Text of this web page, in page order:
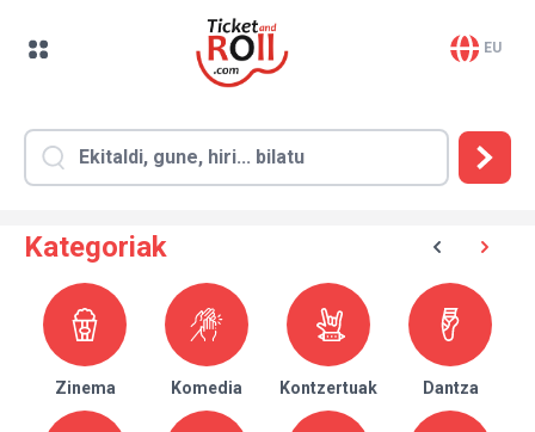
EU
Kategoriak
Zinema Komedia Kontzertuak Dantza